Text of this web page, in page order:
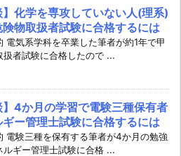
】化学を専攻していない人(理系)
険物取扱者試験に合格するには
電気系学科を卒業した筆者が約1年で甲
扱者試験に合格したので ...
】4か月の学習で電験三種保有者
ギー管理士試験に合格するには
電験三種を保有する筆者が4か月の勉強
ルギー管理士試験に合格 ...